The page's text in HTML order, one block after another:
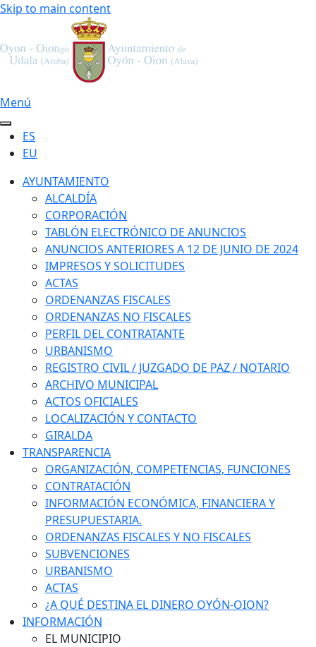
Skip to main content
Menú
ES
EU
AYUNTAMIENTO
ALCALDÍA
CORPORACIÓN
TABLÓN ELECTRÓNICO DE ANUNCIOS
ANUNCIOS ANTERIORES A 12 DE JUNIO DE 2024
IMPRESOS Y SOLICITUDES
ACTAS
ORDENANZAS FISCALES
ORDENANZAS NO FISCALES
PERFIL DEL CONTRATANTE
URBANISMO
REGISTRO CIVIL / JUZGADO DE PAZ / NOTARIO
ARCHIVO MUNICIPAL
ACTOS OFICIALES
LOCALIZACIÓN Y CONTACTO
GIRALDA
TRANSPARENCIA
ORGANIZACIÓN, COMPETENCIAS, FUNCIONES
CONTRATACIÓN
INFORMACIÓN ECONÓMICA, FINANCIERA Y
PRESUPUESTARIA.
ORDENANZAS FISCALES Y NO FISCALES
SUBVENCIONES
URBANISMO
ACTAS
¿A QUÉ DESTINA EL DINERO OYÓN-OION?
INFORMACIÓN
EL MUNICIPIO